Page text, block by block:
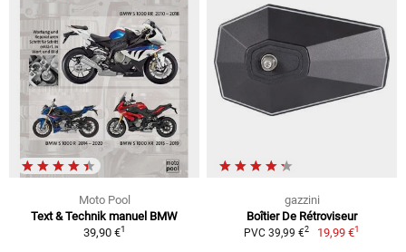
Moto Pool
Text & Technik manuel BMW
39,90 €1
gazzini
Boîtier De Rétroviseur
PVC 39,99 €2 19,99 €1